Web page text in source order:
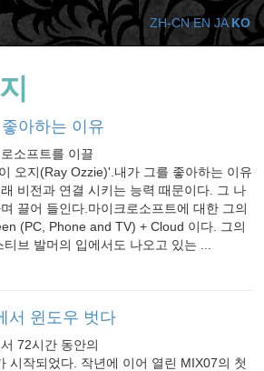
좋아하는 이유
소프트를 이끌
오지(Ray Ozzie)'.내가 그를 좋아하는 이유
비전과 연결 시키는 능력 때문이다. 그 나
끌어 들인다.마이크로소프트에 대한 그의
(PC, Phone and TV) + Cloud 이다. 그의
브 발머의 입에서도 나오고 있는 ...
서 윈도우 벗다
72시간 동안의
시작되었다. 작년에 이어 열린 MIX07의 첫
ZH-CN EN JA KO